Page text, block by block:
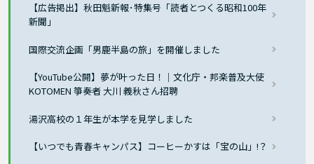
【広告掲出】秋田魁新報･特集号「読者とつくる昭和100年
新聞」
国際交流企画「男鹿半島の旅」を開催しました
【YouTube公開】夢が叶った日！｜文化庁・邦楽普及大使
KOTOMEN 箏奏者 大川 義秋さん招聘
湯沢高校の１年生が本学を見学しました
【いつでも青春キャンパス】コーヒーかすは「宝の山」!？